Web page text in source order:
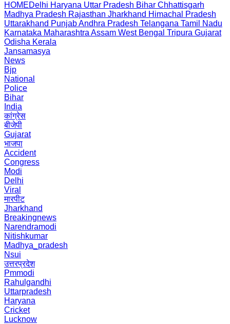
HOMEDelhi Haryana Uttar Pradesh Bihar Chhattisgarh
Madhya Pradesh Rajasthan Jharkhand Himachal Pradesh
Uttarakhand PunjabAndhra Pradesh Telangana Tamil Nadu
Karnataka Maharashtra Assam West Bengal Tripura Gujarat
Odisha Kerala
Jansamasya
News
Bjp
National
Police
Bihar
India
कांग्रेस
बीजेपी
Gujarat
भाजपा
Accident
Congress
Modi
Delhi
Viral
मारपीट
Jharkhand
Breakingnews
Narendramodi
Nitishkumar
Madhya_pradesh
Nsui
उत्तरप्रदेश
Pmmodi
Rahulgandhi
Uttarpradesh
Haryana
Cricket
Lucknow